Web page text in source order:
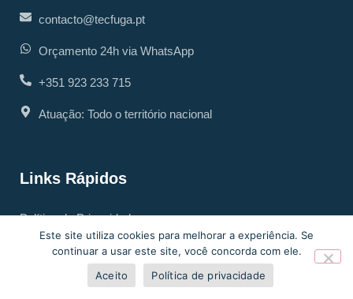
contacto@tecfuga.pt
Orçamento 24h via WhatsApp
+351 923 233 715
Atuação: Todo o território nacional
Links Rápidos
Política de Privacidade
Livro de Reclamações
Este site utiliza cookies para melhorar a experiência. Se
continuar a usar este site, você concorda com ele.
Aceito
Política de privacidade